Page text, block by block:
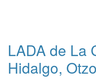
LADA de La
Hidalgo,